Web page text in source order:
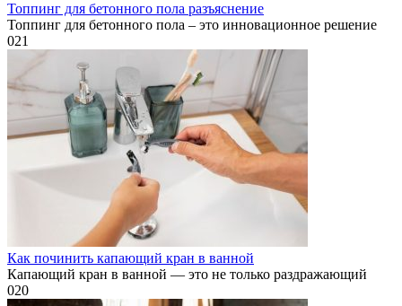
Топпинг для бетонного пола разъяснение
Топпинг для бетонного пола – это инновационное решение
021
Как починить капающий кран в ванной
Капающий кран в ванной — это не только раздражающий
020